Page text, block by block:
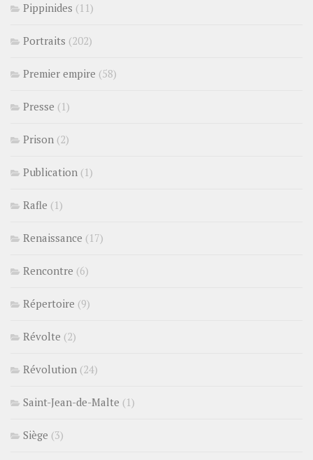
Pippinides (11)
Portraits (202)
Premier empire (58)
Presse (1)
Prison (2)
Publication (1)
Rafle (1)
Renaissance (17)
Rencontre (6)
Répertoire (9)
Révolte (2)
Révolution (24)
Saint-Jean-de-Malte (1)
Siège (3)